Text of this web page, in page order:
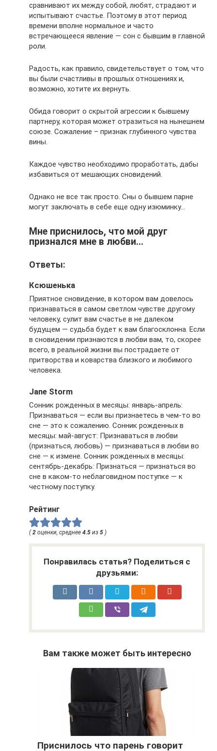
сравнивают их между собой, любят, страдают и
испытывают счастье. Поэтому в этот период
времени вполне нормальное и часто
встречающееся явление — сон с бывшим в главной
роли.
Радость, как правило, свидетельствует о том, что
вы были счастливы в прошлых отношениях и,
возможно, хотите их вернуть.
Обида говорит о скрытой агрессии к бывшему
партнеру, которая может отразиться на нынешнем
союзе. Сожаление – признак глубинного чувства
вины.
Каждое чувство необходимо проработать, дабы
избавиться от мешающих сновидений.
Однако не все так просто. Сны о бывшем парне
могут заключать в себе еще одну изюминку…
Мне приснилось, что мой друг
признался мне в любви…
Ответы:
Ксюшенька
Приятное сновидение, в котором вам довелось
признаваться в самом светлом чувстве другому
человеку, сулит вам счастье в не далеком
будущем — судьба будет к вам благосклонна. Если
в сновидении признаются в любви вам, то, скорее
всего, в реальной жизни вы пострадаете от
притворства и коварства близкого и любимого
человека.
Jane Storm
Сонник рожденных в месяцы: январь-апрель:
Признаваться — если вы признаетесь в чем-то во
сне — это к сожалению. Сонник рожденных в
месяцы: май-август: Признаваться в любви
(признаться, любовь) — признаваться в любви во
сне — к измене. Сонник рожденных в месяцы:
сентябрь-декабрь: Признаться — признаться во
сне в каком-то неблаговидном поступке — к
честному поступку.
Рейтинг
( 2 оценки, среднее 4.5 из 5 )
Понравилась статья? Поделиться с
друзьями:
Вам также может быть интересно
Приснилось что парень говорит